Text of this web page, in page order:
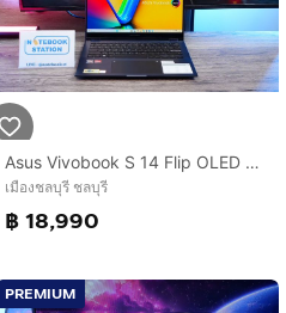
Asus Vivobook S 14 Flip OLED ทัชกรีนหมุนจอ360องศา Ryzen7-7730U Ram16 SSD512GB จอ14 2.8K OLED 90Hz จอภาพสวยคมชัดมาก ดีไซน์สวยทันสมัย ราคา 18,
เมืองชลบุรี ชลบุรี
฿ 18,990
PREMIUM